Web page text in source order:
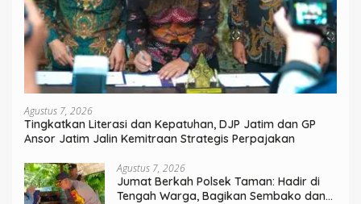
Agustus 7, 2026
Tingkatkan Literasi dan Kepatuhan, DJP Jatim dan GP
Ansor Jatim Jalin Kemitraan Strategis Perpajakan
Agustus 7, 2026
Jumat Berkah Polsek Taman: Hadir di
Tengah Warga, Bagikan Sembako dan